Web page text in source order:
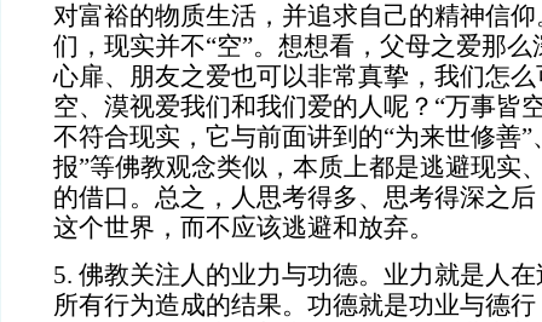
对富裕的物质生活，并追求自己的精神信
们，现实并不“空”。想想看，父母之爱那
心扉、朋友之爱也可以非常真挚，我们怎
空、漠视爱我们和我们爱的人呢？“万事皆
不符合现实，它与前面讲到的“为来世修善”
报”等佛教观念类似，本质上都是逃避现实
的借口。总之，人思考得多、思考得深之
这个世界，而不应该逃避和放弃。
5. 佛教关注人的业力与功德。业力就是人
所有行为造成的结果。功德就是功业与德